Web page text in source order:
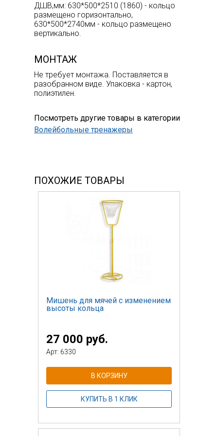
ДШВ,мм: 630*500*2510 (1860) - кольцо
размещено горизонтально,
630*500*2740мм - кольцо размещено
вертикально.
МОНТАЖ
Не требует монтажа. Поставляется в
разобранном виде. Упаковка - картон,
полиэтилен.
Посмотреть другие товары в категории
Волейбольные тренажеры
ПОХОЖИЕ ТОВАРЫ
Мишень для мячей с изменением
высоты кольца
27 000 руб.
Арт: 6330
В КОРЗИНУ
КУПИТЬ В 1 КЛИК